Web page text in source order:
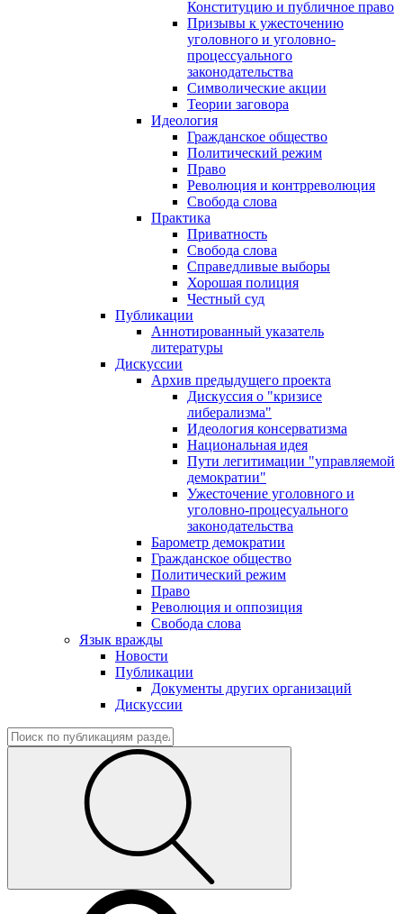
Конституцию и публичное право
Призывы к ужесточению
уголовного и уголовно-
процессуального
законодательства
Символические акции
Теории заговора
Идеология
Гражданское общество
Политический режим
Право
Революция и контрреволюция
Свобода слова
Практика
Приватность
Свобода слова
Справедливые выборы
Хорошая полиция
Честный суд
Публикации
Аннотированный указатель
литературы
Дискуссии
Архив предыдущего проекта
Дискуссия о "кризисе
либерализма"
Идеология консерватизма
Национальная идея
Пути легитимации "управляемой
демократии"
Ужесточение уголовного и
уголовно-процесуального
законодательства
Барометр демократии
Гражданское общество
Политический режим
Право
Революция и оппозиция
Свобода слова
Язык вражды
Новости
Публикации
Документы других организаций
Дискуссии